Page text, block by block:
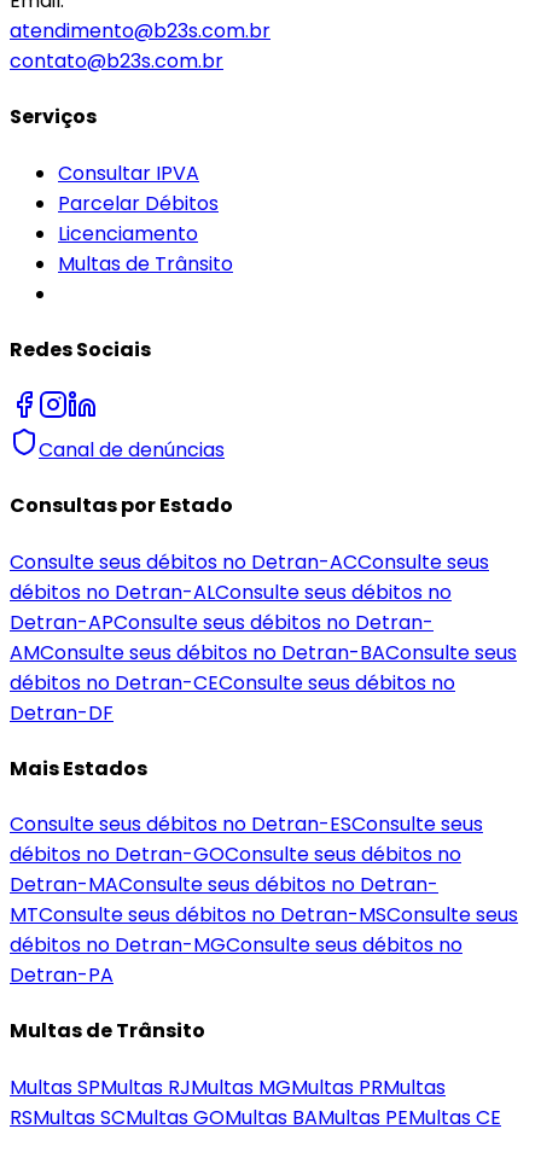
atendimento@b23s.com.br
contato@b23s.com.br
Serviços
Consultar IPVA
Parcelar Débitos
Licenciamento
Multas de Trânsito
Redes Sociais
Canal de denúncias
Consultas por Estado
Consulte seus débitos no Detran-ACConsulte seus
débitos no Detran-ALConsulte seus débitos no
Detran-APConsulte seus débitos no Detran-
AMConsulte seus débitos no Detran-BAConsulte seus
débitos no Detran-CEConsulte seus débitos no
Detran-DF
Mais Estados
Consulte seus débitos no Detran-ESConsulte seus
débitos no Detran-GOConsulte seus débitos no
Detran-MAConsulte seus débitos no Detran-
MTConsulte seus débitos no Detran-MSConsulte seus
débitos no Detran-MGConsulte seus débitos no
Detran-PA
Multas de Trânsito
MultasSPMultas RJMultas MGMultas PRMultas
RSMultasSCMultasGOMultas BAMultas PEMultasCE